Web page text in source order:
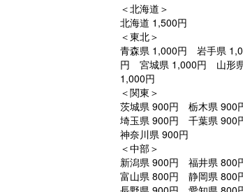
＜北海道＞
北海道 1,500円
＜東北＞
青森県 1,000円 岩手県
円 宮城県 1,000円 山形
1,000円
＜関東＞
茨城県 900円 栃木県
埼玉県 900円 千葉県
神奈川県 900円
＜中部＞
新潟県 900円 福井県
富山県 800円 静岡県